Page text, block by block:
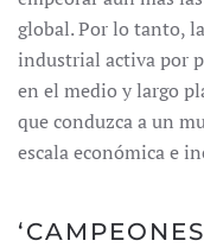
global. Por lo tanto,
industrial activa por
en el medio y largo
que conduzca a un
escala económica e